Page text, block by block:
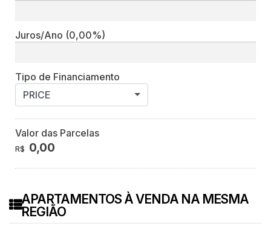
Juros/Ano (0,00%)
Tipo de Financiamento
PRICE
Valor das Parcelas
R$ 0,00
APARTAMENTOS À VENDA NA MESMA
REGIÃO